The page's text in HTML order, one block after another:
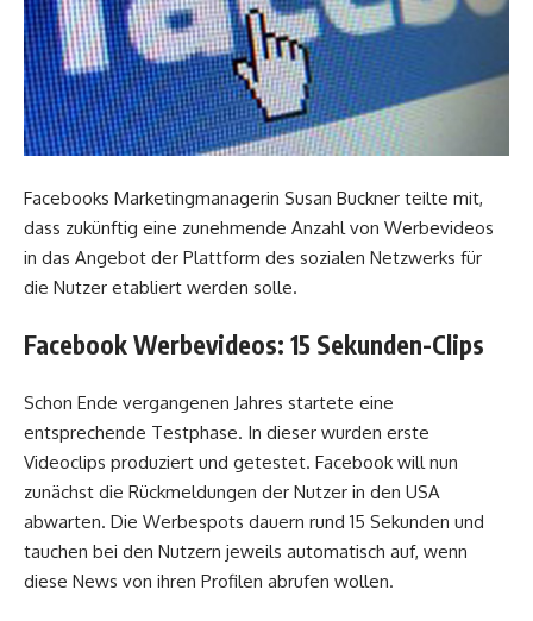
Facebooks Marketingmanagerin Susan Buckner teilte mit,
dass zukünftig eine zunehmende Anzahl von Werbevideos
in das Angebot der Plattform des sozialen Netzwerks für
die Nutzer etabliert werden solle.
Facebook Werbevideos: 15 Sekunden-Clips
Schon Ende vergangenen Jahres startete eine
entsprechende Testphase. In dieser wurden erste
Videoclips produziert und getestet. Facebook will nun
zunächst die Rückmeldungen der Nutzer in den USA
abwarten. Die Werbespots dauern rund 15 Sekunden und
tauchen bei den Nutzern jeweils automatisch auf, wenn
diese News von ihren Profilen abrufen wollen.